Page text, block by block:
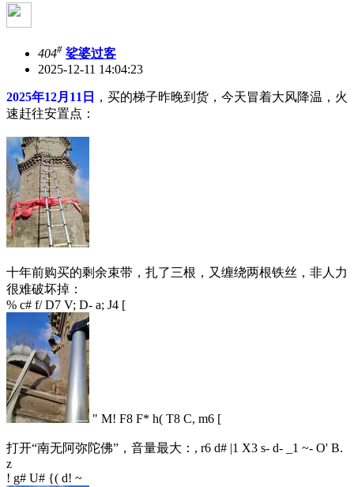
404# 娑婆过客
2025-12-11 14:04:23
2025年12月11日
，买的梯子昨晚到货，今天冒着大风降温，火
速赶往安置点：
十年前购买的剩余束带，扎了三根，又缠绕两根铁丝，非人力
很难破坏掉：
% c# f/ D7 V; D- a; J4 [
" M! F8 F* h( T8 C, m6 [
打开“南无阿弥陀佛”，音量最大： , r6 d# |1 X3 s- d- _1 ~- O' B.
z
! g# U# {( d! ~